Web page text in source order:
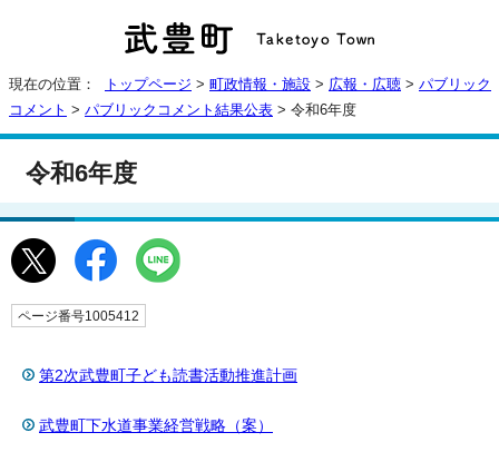
現在の位置： トップページ > 町政情報・施設 > 広報・広聴 > パブリック
コメント > パブリックコメント結果公表 > 令和6年度
令和6年度
ページ番号1005412
第2次武豊町子ども読書活動推進計画
武豊町下水道事業経営戦略（案）